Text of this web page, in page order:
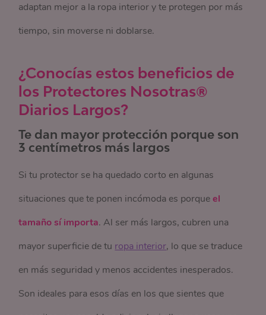
adaptan mejor a la ropa interior y te protegen por más
tiempo, sin moverse ni doblarse.
¿Conocías estos beneficios de
los Protectores Nosotras®
Diarios Largos?
Te dan mayor protección porque son
3 centímetros más largos
Si tu protector se ha quedado corto en algunas
situaciones que te ponen incómoda es porqueel
tamaño sí importa. Al ser más largos, cubren una
mayor superficie de tu ropa interior, lo que se traduce
en más seguridad y menos accidentes inesperados.
Son ideales para esos días en los que sientes que